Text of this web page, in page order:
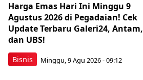
Bisnis
Harga Emas Hari Ini Minggu 9
Agustus 2026 di Pegadaian! Cek
Update Terbaru Galeri24, Antam,
dan UBS!
Minggu, 9 Agu 2026 - 09:12